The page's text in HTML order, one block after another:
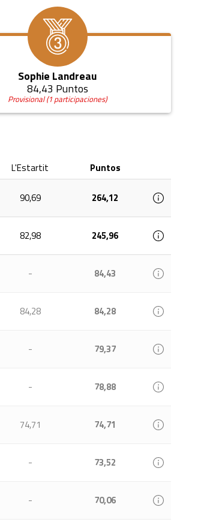
Sophie Landreau
84,43 Puntos
Provisional (1 participaciones)
L'Estartit Puntos
90,69 264,12
82,98 245,96
- 84,43
84,28 84,28
- 79,37
- 78,88
74,71 74,71
- 73,52
- 70,06